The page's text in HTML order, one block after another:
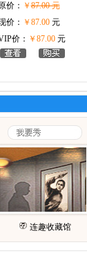
价： ￥87.00 元
价： ￥87.00元
价： ￥87.00元
连趣收藏馆